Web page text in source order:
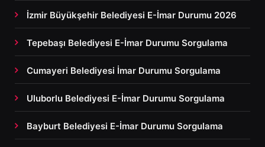
İzmir Büyükşehir Belediyesi E-İmar Durumu 2026
Tepebaşı Belediyesi E-İmar Durumu Sorgulama
Cumayeri Belediyesi İmar Durumu Sorgulama
Uluborlu Belediyesi E-İmar Durumu Sorgulama
Bayburt Belediyesi E-İmar Durumu Sorgulama